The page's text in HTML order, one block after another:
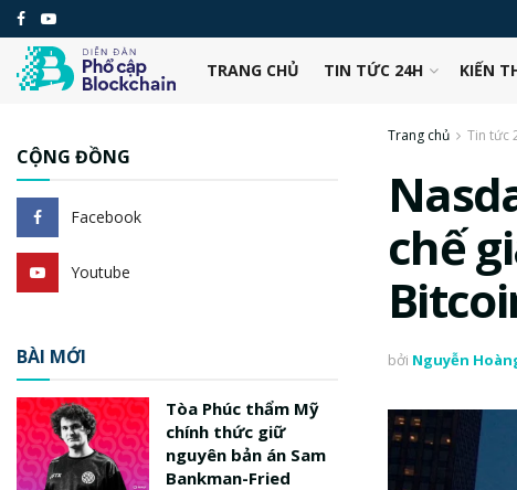
TRANG CHỦ TIN TỨC 24H KIẾN
Trang chủ Tin tức
chế
bởi Nguyễn
CỘNG ĐỒNG
Facebook
Youtube
BÀI MỚI
Tòa Phúc thẩm Mỹ
chính thức giữ
nguyên bản án Sam
Bankman-Fried